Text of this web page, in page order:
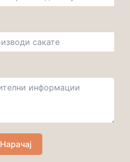
Нарачај